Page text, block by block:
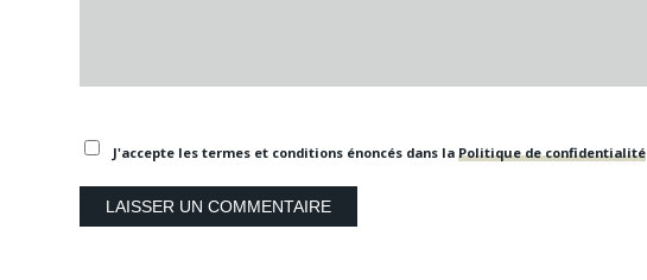
J'accepte les termes et conditions énoncés dans la Politique de confidentialité